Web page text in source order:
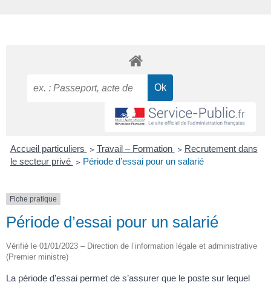
Accueil particuliers > Travail – Formation > Recrutement dans
le secteur privé > Période d’essai pour un salarié
Fiche pratique
Période d’essai pour un salarié
Vérifié le 01/01/2023 – Direction de l’information légale et administrative
(Premier ministre)
La période d’essai permet de s’assurer que le poste sur lequel